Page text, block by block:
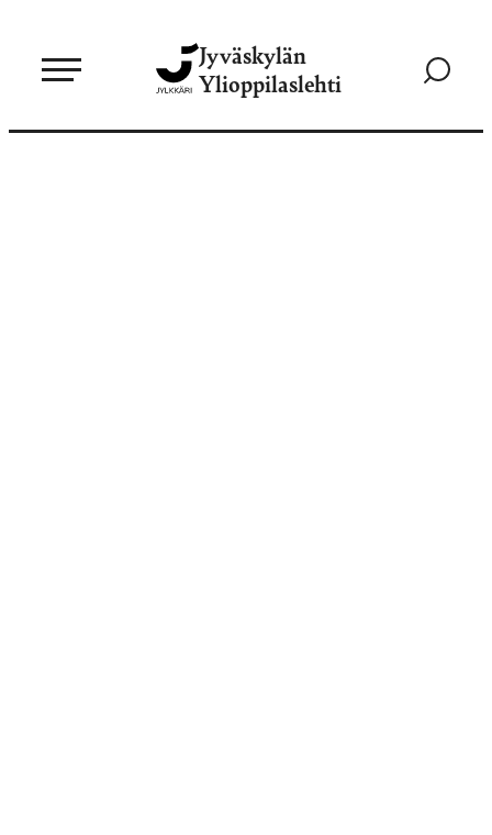
sisältöön
Jyväskylän
Ylioppilaslehti
Siirry